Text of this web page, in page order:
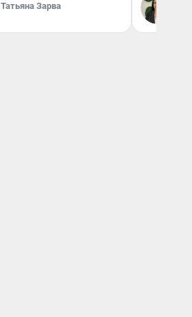
Татьяна Зарва